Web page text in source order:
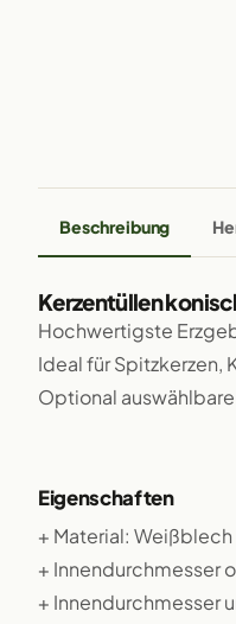
Beschreibung
Kerzentüllen
Hochwertigste
Ideal für Spitzkerzen,
Optional
Eigenschaften
+ Material:
+ Innendurchmesser
+ Innendurchmesser